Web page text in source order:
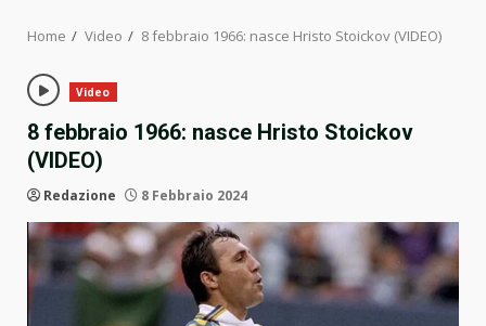
Home Video 8 febbraio 1966: nasce Hristo Stoickov (VIDEO)
Video
8 febbraio 1966: nasce Hristo Stoickov
(VIDEO)
Redazione 8 Febbraio 2024